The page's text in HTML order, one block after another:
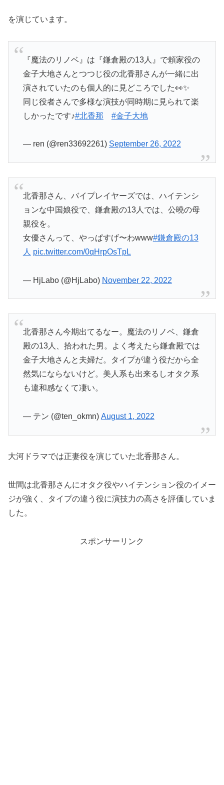
を演じています。
『魔法のリノベ』は『鎌倉殿の13人』で頼家役の
金子大地さんとつつじ役の北香那さんが一緒に出
演されていたのも個人的に見どころでした👀✨
同じ役者さんで多様な演技が同時期に見られて楽
しかったです♪#北香那 #金子大地
— ren (@ren33692261) September 26, 2022
北香那さん、バイプレイヤーズでは、ハイテンシ
ョンな中国娘役で、鎌倉殿の13人では、公曉の母
親役を。
女優さんって、やっぱすげ〜わwww#鎌倉殿の13
人 pic.twitter.com/0qHrpOsTpL
— HjLabo (@HjLabo) November 22, 2022
北香那さん今期出てるなー。魔法のリノベ、鎌倉
殿の13人、拾われた男。よく考えたら鎌倉殿では
金子大地さんと夫婦だ。タイプが違う役だから全
然気にならないけど。美人系も出来るしオタク系
も違和感なくて凄い。
— テン (@ten_okmn) August 1, 2022
大河ドラマでは正妻役を演じていた北香那さん。
世間は北香那さんにオタク役やハイテンション役のイメー
ジが強く、タイプの違う役に演技力の高さを評価していま
した。
スポンサーリンク